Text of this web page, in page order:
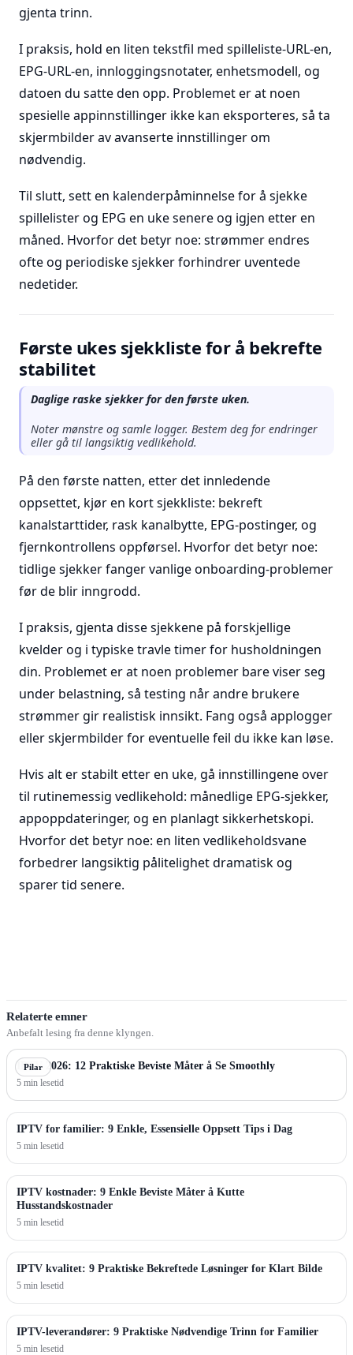
gjenta trinn.
I praksis, hold en liten tekstfil med spilleliste-URL-en,
EPG-URL-en, innloggingsnotater, enhetsmodell, og
datoen du satte den opp. Problemet er at noen
spesielle appinnstillinger ikke kan eksporteres, så ta
skjermbilder av avanserte innstillinger om
nødvendig.
Til slutt, sett en kalenderpåminnelse for å sjekke
spillelister og EPG en uke senere og igjen etter en
måned. Hvorfor det betyr noe: strømmer endres
ofte og periodiske sjekker forhindrer uventede
nedetider.
Første ukes sjekkliste for å bekrefte
stabilitet
Daglige raske sjekker for den første uken.
Noter mønstre og samle logger. Bestem deg for endringer
eller gå til langsiktig vedlikehold.
På den første natten, etter det innledende
oppsettet, kjør en kort sjekkliste: bekreft
kanalstarttider, rask kanalbytte, EPG-postinger, og
fjernkontrollens oppførsel. Hvorfor det betyr noe:
tidlige sjekker fanger vanlige onboarding-problemer
før de blir inngrodd.
I praksis, gjenta disse sjekkene på forskjellige
kvelder og i typiske travle timer for husholdningen
din. Problemet er at noen problemer bare viser seg
under belastning, så testing når andre brukere
strømmer gir realistisk innsikt. Fang også applogger
eller skjermbilder for eventuelle feil du ikke kan løse.
Hvis alt er stabilt etter en uke, gå innstillingene over
til rutinemessig vedlikehold: månedlige EPG-sjekker,
appoppdateringer, og en planlagt sikkerhetskopi.
Hvorfor det betyr noe: en liten vedlikeholdsvane
forbedrer langsiktig pålitelighet dramatisk og
sparer tid senere.
Relaterte emner
Anbefalt lesing fra denne klyngen.
Pilar
IPTV 2026: 12 Praktiske Beviste Måter å Se Smoothly
5 min lesetid
IPTV for familier: 9 Enkle, Essensielle Oppsett Tips i Dag
5 min lesetid
IPTV kostnader: 9 Enkle Beviste Måter å Kutte
Husstandskostnader
5 min lesetid
IPTV kvalitet: 9 Praktiske Bekreftede Løsninger for Klart Bilde
5 min lesetid
IPTV-leverandører: 9 Praktiske Nødvendige Trinn for Familier
5 min lesetid